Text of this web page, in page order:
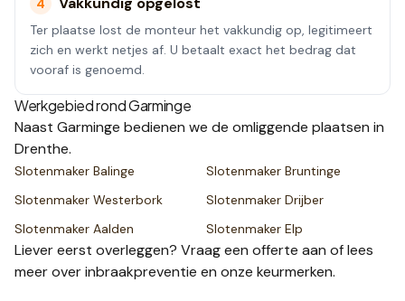
4
Ter plaatse lost de monteur het vakkundig op, legitimeert
zich en werkt netjes af. U betaalt exact het bedrag dat
vooraf is genoemd.
Werkgebied rondGarminge
Naast Garminge bedienen we de omliggende plaatsen in
Drenthe.
Slotenmaker Balinge Slotenmaker Bruntinge
Slotenmaker Westerbork Slotenmaker Drijber
Slotenmaker Aalden Slotenmaker Elp
Liever eerst overleggen? Vraag een offerte aan of lees
meer overinbraakpreventie en onze keurmerken.